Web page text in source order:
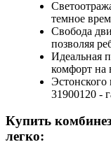
темное
Свобода
позволяя
Идеальная
комфорт на
Эстонского
31900120 -
Купить
легко: